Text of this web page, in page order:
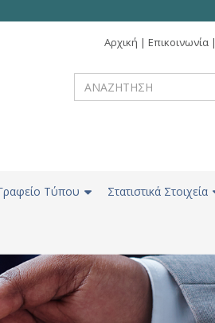
Αρχική | Επικοινωνία |
Τύπου Στατιστικά Στοιχεία